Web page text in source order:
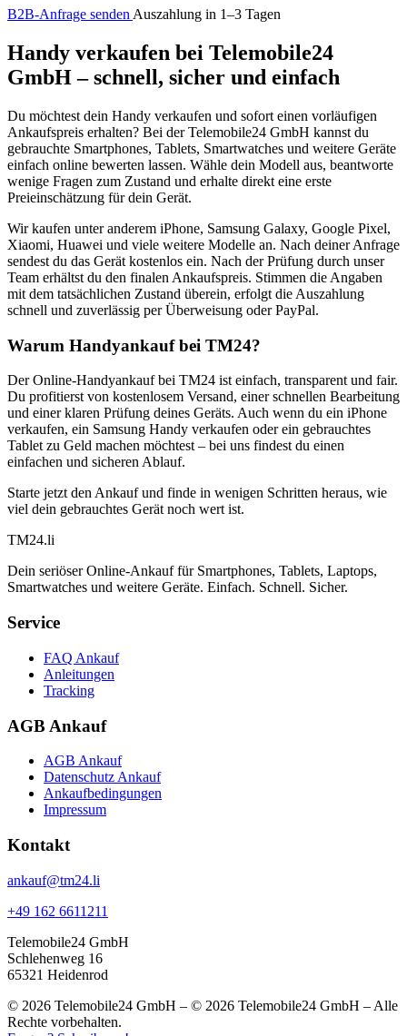
B2B-Anfrage senden Auszahlung in 1–3 Tagen
Handy verkaufen bei Telemobile24
GmbH – schnell, sicher und einfach
Du möchtest dein Handy verkaufen und sofort einen vorläufigen
Ankaufspreis erhalten? Bei der Telemobile24 GmbH kannst du
gebrauchte Smartphones, Tablets, Smartwatches und weitere Geräte
einfach online bewerten lassen. Wähle dein Modell aus, beantworte
wenige Fragen zum Zustand und erhalte direkt eine erste
Preieinschätzung für dein Gerät.
Wir kaufen unter anderem iPhone, Samsung Galaxy, Google Pixel,
Xiaomi, Huawei und viele weitere Modelle an. Nach deiner Anfrage
sendest du das Gerät kostenlos ein. Nach der Prüfung durch unser
Team erhältst du den finalen Ankaufspreis. Stimmen die Angaben
mit dem tatsächlichen Zustand überein, erfolgt die Auszahlung
schnell und zuverlässig per Überweisung oder PayPal.
Warum Handyankauf bei TM24?
Der Online-Handyankauf bei TM24 ist einfach, transparent und fair.
Du profitierst von kostenlosem Versand, einer schnellen Bearbeitung
und einer klaren Prüfung deines Geräts. Auch wenn du ein iPhone
verkaufen, ein Samsung Handy verkaufen oder ein gebrauchtes
Tablet zu Geld machen möchtest – bei uns findest du einen
einfachen und sicheren Ablauf.
Starte jetzt den Ankauf und finde in wenigen Schritten heraus, wie
viel dein gebrauchtes Gerät noch wert ist.
TM24.li
Dein seriöser Online-Ankauf für Smartphones, Tablets, Laptops,
Smartwatches und weitere Geräte. Einfach. Schnell. Sicher.
Service
FAQ Ankauf
Anleitungen
Tracking
AGB Ankauf
AGB Ankauf
Datenschutz Ankauf
Ankaufbedingungen
Impressum
Kontakt
ankauf@tm24.li
+49 162 6611211
Telemobile24 GmbH
Schlehenweg 16
65321 Heidenrod
© 2026 Telemobile24 GmbH – © 2026 Telemobile24 GmbH – Alle
Rechte vorbehalten.